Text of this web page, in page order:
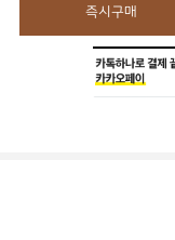
즉시구매